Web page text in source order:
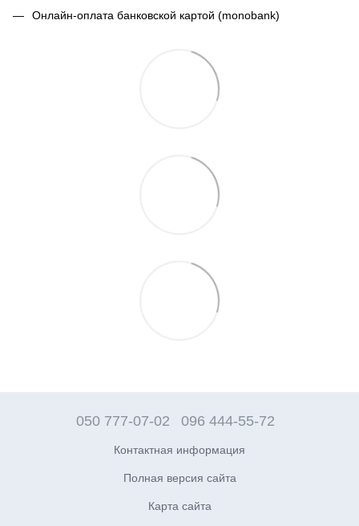
Онлайн-оплата банковской картой (monobank)
050 777-07-02 096 444-55-72
Контактная информация
Полная версия сайта
Карта сайта